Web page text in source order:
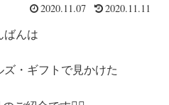
2020.11.07 2020.11.11
ばんは
・ギフトで見かけた